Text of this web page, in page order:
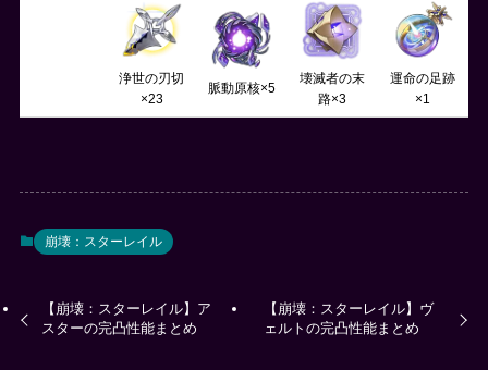
浄世の刃切
×23
脈動原核×5
壊滅者の末
路×3
運命の足跡
×1
崩壊：スターレイル
【崩壊：スターレイル】ア
スターの完凸性能まとめ
【崩壊：スターレイル】ヴ
ェルトの完凸性能まとめ